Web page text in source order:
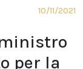
10/11/2021
per la